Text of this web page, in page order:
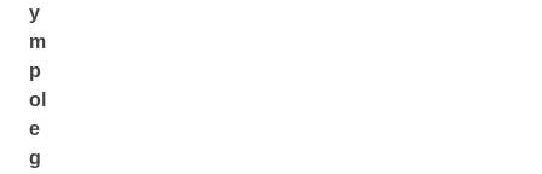
y
m
p
ol
e
g